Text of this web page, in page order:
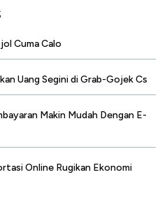
Cuma Calo
Uang Segini di Grab-Gojek Cs
Makin Mudah Dengan E-
Online Rugikan Ekonomi